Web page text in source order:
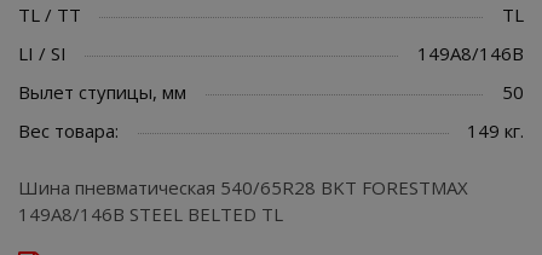
TL / TT
TL
LI / SI
149A8/146B
Вылет ступицы, мм
50
Вес товара:
149 кг.
Шина пневматическая 540/65R28 BKT FORESTMAX
149A8/146B STEEL BELTED TL